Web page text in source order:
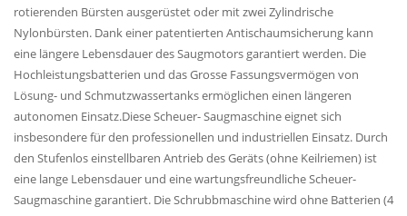
rotierenden Bürsten ausgerüstet oder mit zwei Zylindrische
Nylonbürsten. Dank einer patentierten Antischaumsicherung kann
eine längere Lebensdauer des Saugmotors garantiert werden. Die
Hochleistungsbatterien und das Grosse Fassungsvermögen von
Lösung- und Schmutzwassertanks ermöglichen einen längeren
autonomen Einsatz.Diese Scheuer- Saugmaschine eignet sich
insbesondere für den professionellen und industriellen Einsatz. Durch
den Stufenlos einstellbaren Antrieb des Geräts (ohne Keilriemen) ist
eine lange Lebensdauer und eine wartungsfreundliche Scheuer-
Saugmaschine garantiert. Die Schrubbmaschine wird ohne Batterien (4